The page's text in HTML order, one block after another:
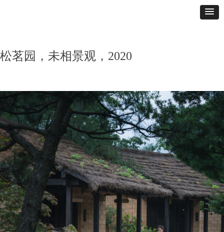
松茗园，未相景观，2020